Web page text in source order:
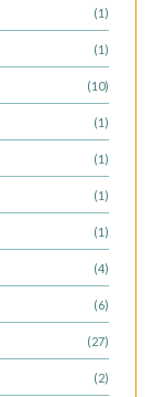
(1)
(1)
(10)
(1)
(1)
(1)
(1)
(4)
(6)
(27)
(2)